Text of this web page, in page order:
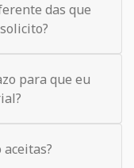
das que
para que eu